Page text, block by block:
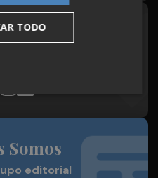
redes
Somos
editorial
TODO